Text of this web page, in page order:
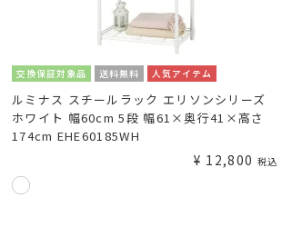
交換保証対象品 送料無料 人気アイテム
ルミナス スチールラック エリソンシリーズ
ホワイト 幅60cm 5段 幅61×奥行41×高さ
174cm EHE60185WH
¥ 12,800 税込